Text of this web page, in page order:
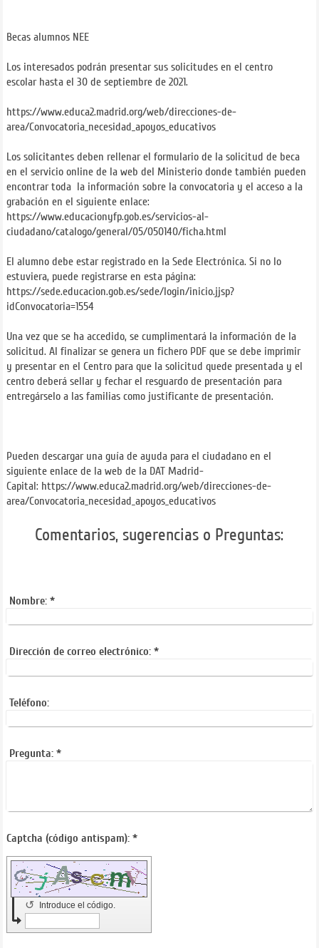
Becas alumnos NEE
Los interesados podrán presentar sus solicitudes en el centro
escolar hasta el 30 de septiembre de 2021.
https://www.educa2.madrid.org/web/direcciones-de-
area/Convocatoria_necesidad_apoyos_educativos
Los solicitantes deben rellenar el formulario de la solicitud de beca
en el servicio online de la web del Ministerio donde también pueden
encontrar toda la información sobre la convocatoria y el acceso a la
grabación en el siguiente enlace:
https://www.educacionyfp.gob.es/servicios-al-
ciudadano/catalogo/general/05/050140/ficha.html
El alumno debe estar registrado en la Sede Electrónica. Si no lo
estuviera, puede registrarse en esta página:
https://sede.educacion.gob.es/sede/login/inicio.jjsp?
idConvocatoria=1554
Una vez que se ha accedido, se cumplimentará la información de la
solicitud. Al finalizar se genera un fichero PDF que se debe imprimir
y presentar en el Centro para que la solicitud quede presentada y el
centro deberá sellar y fechar el resguardo de presentación para
entregárselo a las familias como justificante de presentación.
Pueden descargar una guía de ayuda para el ciudadano en el
siguiente enlace de la web de la DAT Madrid-
Capital: https://www.educa2.madrid.org/web/direcciones-de-
area/Convocatoria_necesidad_apoyos_educativos
Comentarios, sugerencias o Preguntas:
Nombre: *
Dirección de correo electrónico: *
Teléfono:
Pregunta: *
Captcha (código antispam): *
Introduce el código.
↺